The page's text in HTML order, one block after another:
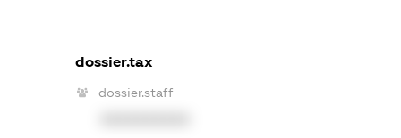
dossier.tax
dossier.staff